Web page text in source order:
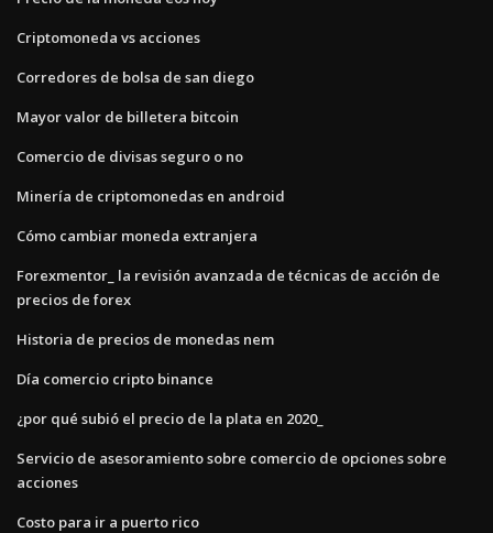
Criptomoneda vs acciones
Corredores de bolsa de san diego
Mayor valor de billetera bitcoin
Comercio de divisas seguro o no
Minería de criptomonedas en android
Cómo cambiar moneda extranjera
Forexmentor_ la revisión avanzada de técnicas de acción de
precios de forex
Historia de precios de monedas nem
Día comercio cripto binance
¿por qué subió el precio de la plata en 2020_
Servicio de asesoramiento sobre comercio de opciones sobre
acciones
Costo para ir a puerto rico